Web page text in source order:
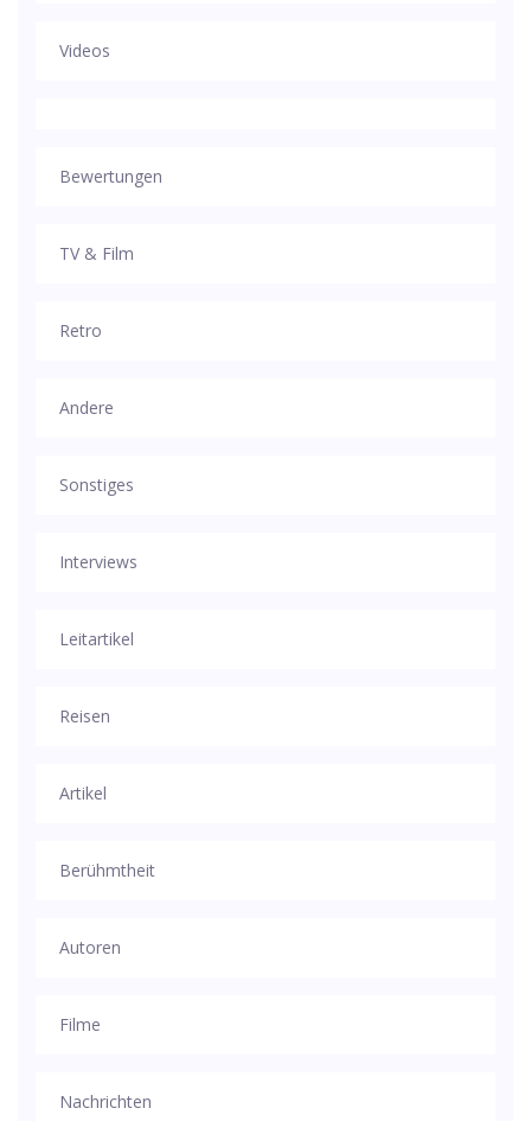
Videos
Bewertungen
TV & Film
Retro
Andere
Sonstiges
Interviews
Leitartikel
Reisen
Artikel
Berühmtheit
Autoren
Filme
Nachrichten